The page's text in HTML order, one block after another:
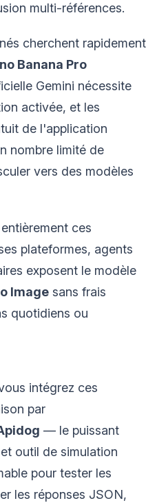
multi-références.
cherchent rapidement
Banana Pro
Gemini nécessite
activée, et les
de l'application
nombre limité de
vers des modèles
ces
plateformes, agents
exposent le modèle
Image sans frais
quotidiens ou
intégrez ces
par
— le puissant
outil de simulation
pour tester les
les réponses JSON,